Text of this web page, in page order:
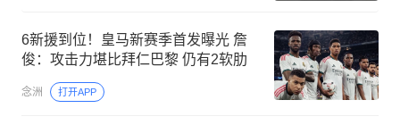
6新援到位！皇马新赛季首发曝光 詹
俊：攻击力堪比拜仁巴黎 仍有2软肋
念洲 打开APP